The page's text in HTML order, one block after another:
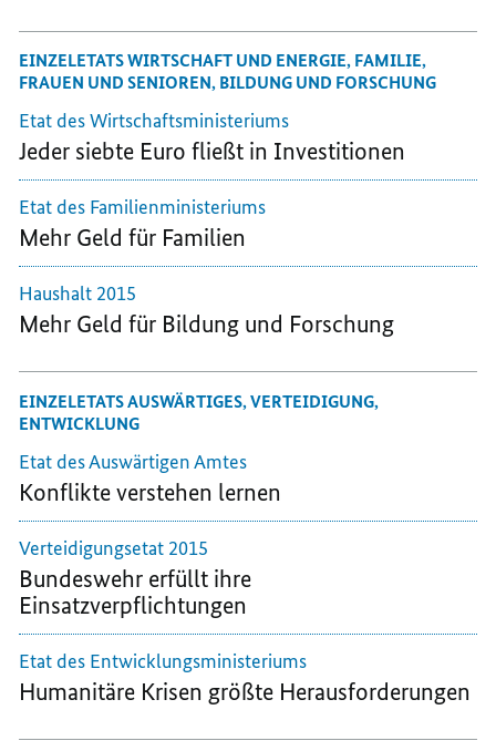
EINZELETATS WIRTSCHAFT UND ENERGIE, FAMILIE,
FRAUEN UND SENIOREN, BILDUNG UND FORSCHUNG
Etat des Wirtschaftsministeriums
Jeder siebte Euro fließt in Investitionen
Etat des Familienministeriums
Mehr Geld für Familien
Haushalt 2015
Mehr Geld für Bildung und Forschung
EINZELETATS AUSWÄRTIGES, VERTEIDIGUNG,
ENTWICKLUNG
Etat des Auswärtigen Amtes
Konflikte verstehen lernen
Verteidigungsetat 2015
Bundeswehr erfüllt ihre
Einsatzverpflichtungen
Etat des Entwicklungsministeriums
Humanitäre Krisen größte Herausforderungen